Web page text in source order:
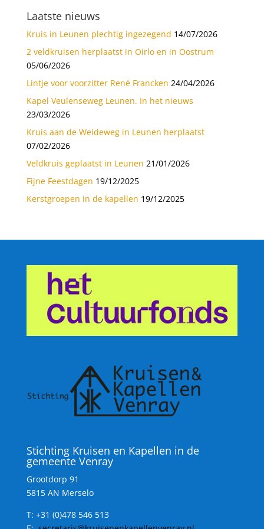
Laatste nieuws
Kruis in Leunen plechtig ingezegend 14/07/2026
2 veldkruisen herplaatst in Oirlo en in Oostrum
05/06/2026
Lintje voor voorzitter René Francken 24/04/2026
Kapel Veulenseweg Leunen. In het nieuws
23/03/2026
Kruis aan de Weideweg in Leunen herplaatst
07/02/2026
Veldkruis geplaatst in Leunen 21/01/2026
Fijne Feestdagen 19/12/2025
Kerstgroepen in de kapellen 19/12/2025
Stichting Kruisen en Kapellen in de
gemeente Venray
Grootdorp 91
5815 AN Merselo
T: +31 (0)478 546 513